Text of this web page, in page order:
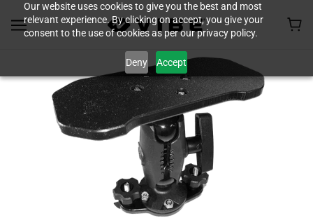
Our website uses cookies to give you the best and most
relevant experience. By clicking on accept, you give your
consent to the use of cookies as per our privacy policy.
Deny Accept